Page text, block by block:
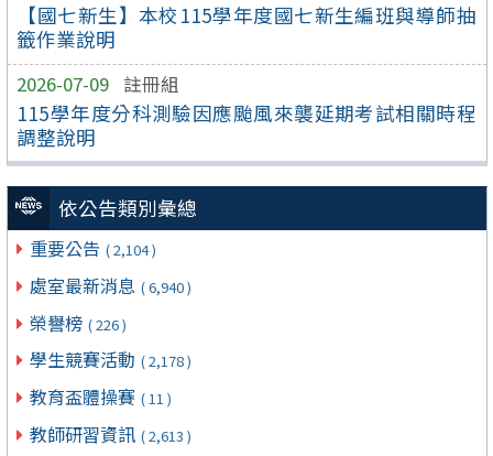
【國七新生】本校115學年度國七新生編班與導師抽
籤作業說明
2026-07-09 註冊組
115學年度分科測驗因應颱風來襲延期考試相關時程
調整說明
依公告類別彙總
重要公告 ( 2,104 )
處室最新消息 ( 6,940 )
榮譽榜 ( 226 )
學生競賽活動 ( 2,178 )
教育盃體操賽 ( 11 )
教師研習資訊 ( 2,613 )